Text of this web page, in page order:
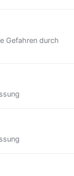
Gefahren durch